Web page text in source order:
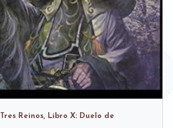
Reinos, Libro X: Duelo de